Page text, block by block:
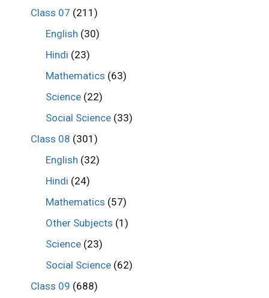
Class 07 (211)
English (30)
Hindi (23)
Mathematics (63)
Science (22)
Social Science (33)
Class 08 (301)
English (32)
Hindi (24)
Mathematics (57)
Other Subjects (1)
Science (23)
Social Science (62)
Class 09 (688)